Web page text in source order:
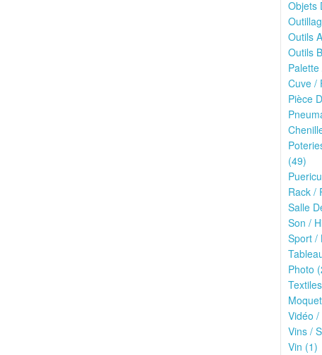
Objets
Outils
Outils
Cuve /
Pièce
(49)
Rack /
Salle
Son /
Sport /
Photo
Vidéo
Vins /
Vin (1)